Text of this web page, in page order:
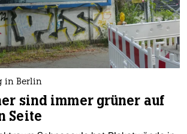
in Berlin
sind immer grüner auf
Seite